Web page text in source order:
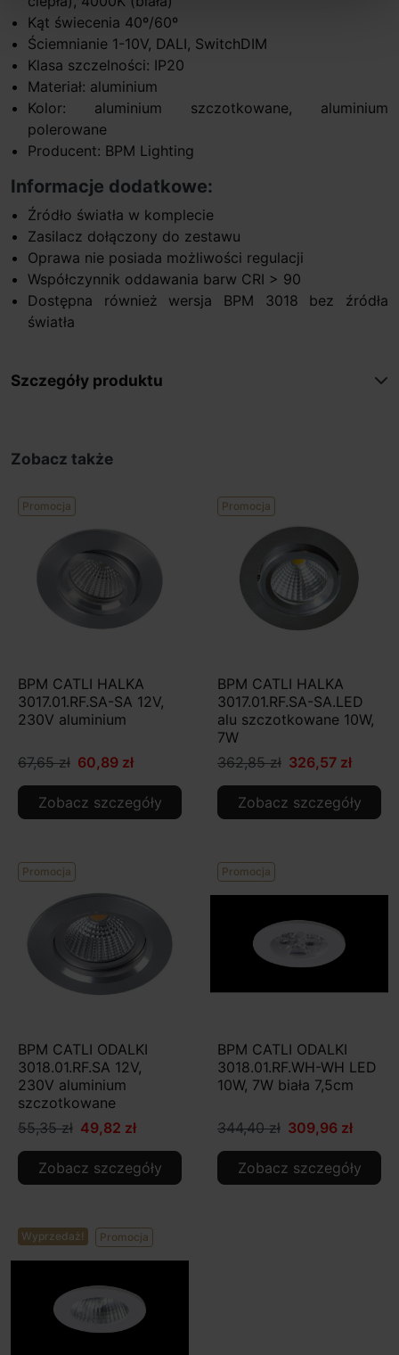
Kąt świecenia 40º/60º
Ściemnianie 1-10V, DALI, SwitchDIM
Klasa szczelności: IP20
Materiał: aluminium
Kolor: aluminium szczotkowane, aluminium
polerowane
Producent: BPM Lighting
Informacje dodatkowe:
Źródło światła w komplecie
Zasilacz dołączony do zestawu
Oprawa nie posiada możliwości regulacji
Współczynnik oddawania barw CRI > 90
Dostępna również wersja BPM 3018 bez źródła
światła
Szczegóły produktu
Zobacz także
Promocja
BPM CATLI HALKA
3017.01.RF.SA-SA 12V,
230V aluminium
67,65 zł 60,89 zł
Zobacz szczegóły
Promocja
BPM CATLI HALKA
3017.01.RF.SA-SA.LED
alu szczotkowane 10W,
7W
362,85 zł 326,57 zł
Zobacz szczegóły
Promocja
BPM CATLI ODALKI
3018.01.RF.SA 12V,
230V aluminium
szczotkowane
55,35 zł 49,82 zł
Zobacz szczegóły
Promocja
BPM CATLI ODALKI
3018.01.RF.WH-WH LED
10W, 7W biała 7,5cm
344,40 zł 309,96 zł
Zobacz szczegóły
Wyprzedaż! Promocja